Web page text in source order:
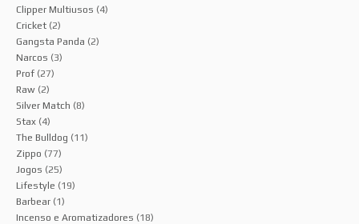
Clipper Multiusos (4)
Cricket (2)
Gangsta Panda (2)
Narcos (3)
Prof (27)
Raw (2)
Silver Match (8)
Stax (4)
The Bulldog (11)
Zippo (77)
Jogos (25)
Lifestyle (19)
Barbear (1)
Incenso e Aromatizadores (18)